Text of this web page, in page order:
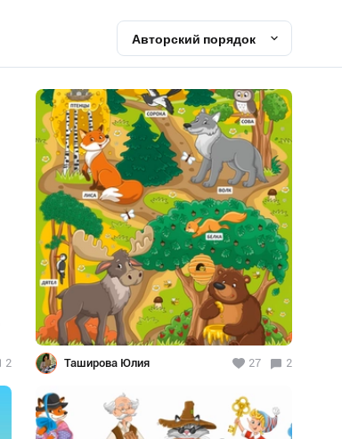
Авторский порядок
2 Таширова Юлия 27 2